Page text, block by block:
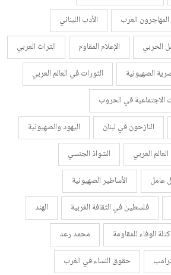
المهاجرون العرب
الأدب اللبناني
الحربي الإعلام المقاوم
التراث العربي
الصهيونية
الثورات في العالم العربي
الاجتماعية في الحروب
النازحون في لبنان
اليهود والصهيونية
العربي
الشواذ الجنسي
عامل
الأساطير الصهيونية
فلسطين في الثقافة الغربية
الهند
كتلة الوفاء للمقاومة
محمد رعد
حقوق النساء في الغرب